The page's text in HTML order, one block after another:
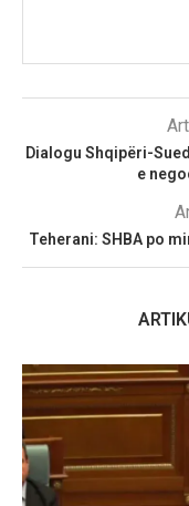
Dialogu Shqipëri-
e
Teherani: SHBA po